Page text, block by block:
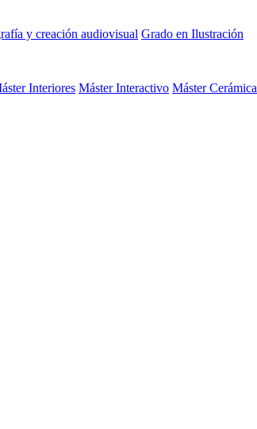
y creación audiovisual Grado en Ilustración
Interiores Máster Interactivo Máster Cerámica